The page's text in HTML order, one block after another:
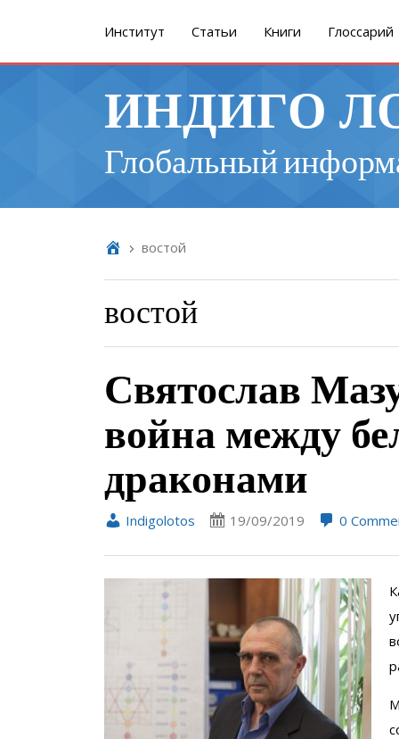
Институт Cтатьи Книги Глоссарий
ИНДИГО
Глобальный
востой
востой
Святослав
война между
драконами
Indigolotos 19/09/2019 0